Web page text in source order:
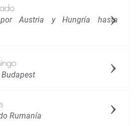
por Austria y Hungría hasta
Rumanía